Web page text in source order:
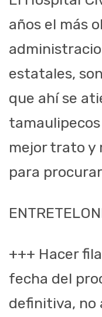
años el más
estatales,
que ahí se
mejor trato y
para
+++ Hacer
fecha del
definitiva, no